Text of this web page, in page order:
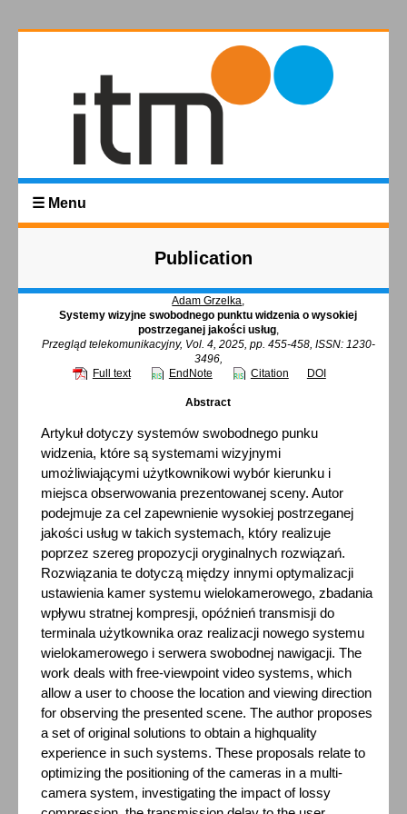
☰ Menu
Publication
Adam Grzelka,
Systemy wizyjne swobodnego punktu widzenia o wysokiej
postrzeganej jakości usług,
Przegląd telekomunikacyjny, Vol. 4, 2025, pp. 455-458, ISSN: 1230-
3496,
Full text
EndNote Citation DOI
Abstract
Artykuł dotyczy systemów swobodnego punku
widzenia, które są systemami wizyjnymi
umożliwiającymi użytkownikowi wybór kierunku i
miejsca obserwowania prezentowanej sceny. Autor
podejmuje za cel zapewnienie wysokiej postrzeganej
jakości usług w takich systemach, który realizuje
poprzez szereg propozycji oryginalnych rozwiązań.
Rozwiązania te dotyczą między innymi optymalizacji
ustawienia kamer systemu wielokamerowego, zbadania
wpływu stratnej kompresji, opóźnień transmisji do
terminala użytkownika oraz realizacji nowego systemu
wielokamerowego i serwera swobodnej nawigacji. The
work deals with free-viewpoint video systems, which
allow a user to choose the location and viewing direction
for observing the presented scene. The author proposes
a set of original solutions to obtain a highquality
experience in such systems. These proposals relate to
optimizing the positioning of the cameras in a multi-
camera system, investigating the impact of lossy